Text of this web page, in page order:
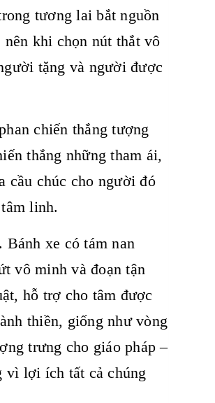
tương lai bắt nguồn
khi chọn nút thắt vô
tặng và người được
chiến thắng tượng
thắng những tham ái,
cầu chúc cho người đó
linh.
Bánh xe có tám nan
vô minh và đoạn tận
hỗ trợ cho tâm được
thiền, giống như vòng
trưng cho giáo pháp –
vì lợi ích tất cả chúng